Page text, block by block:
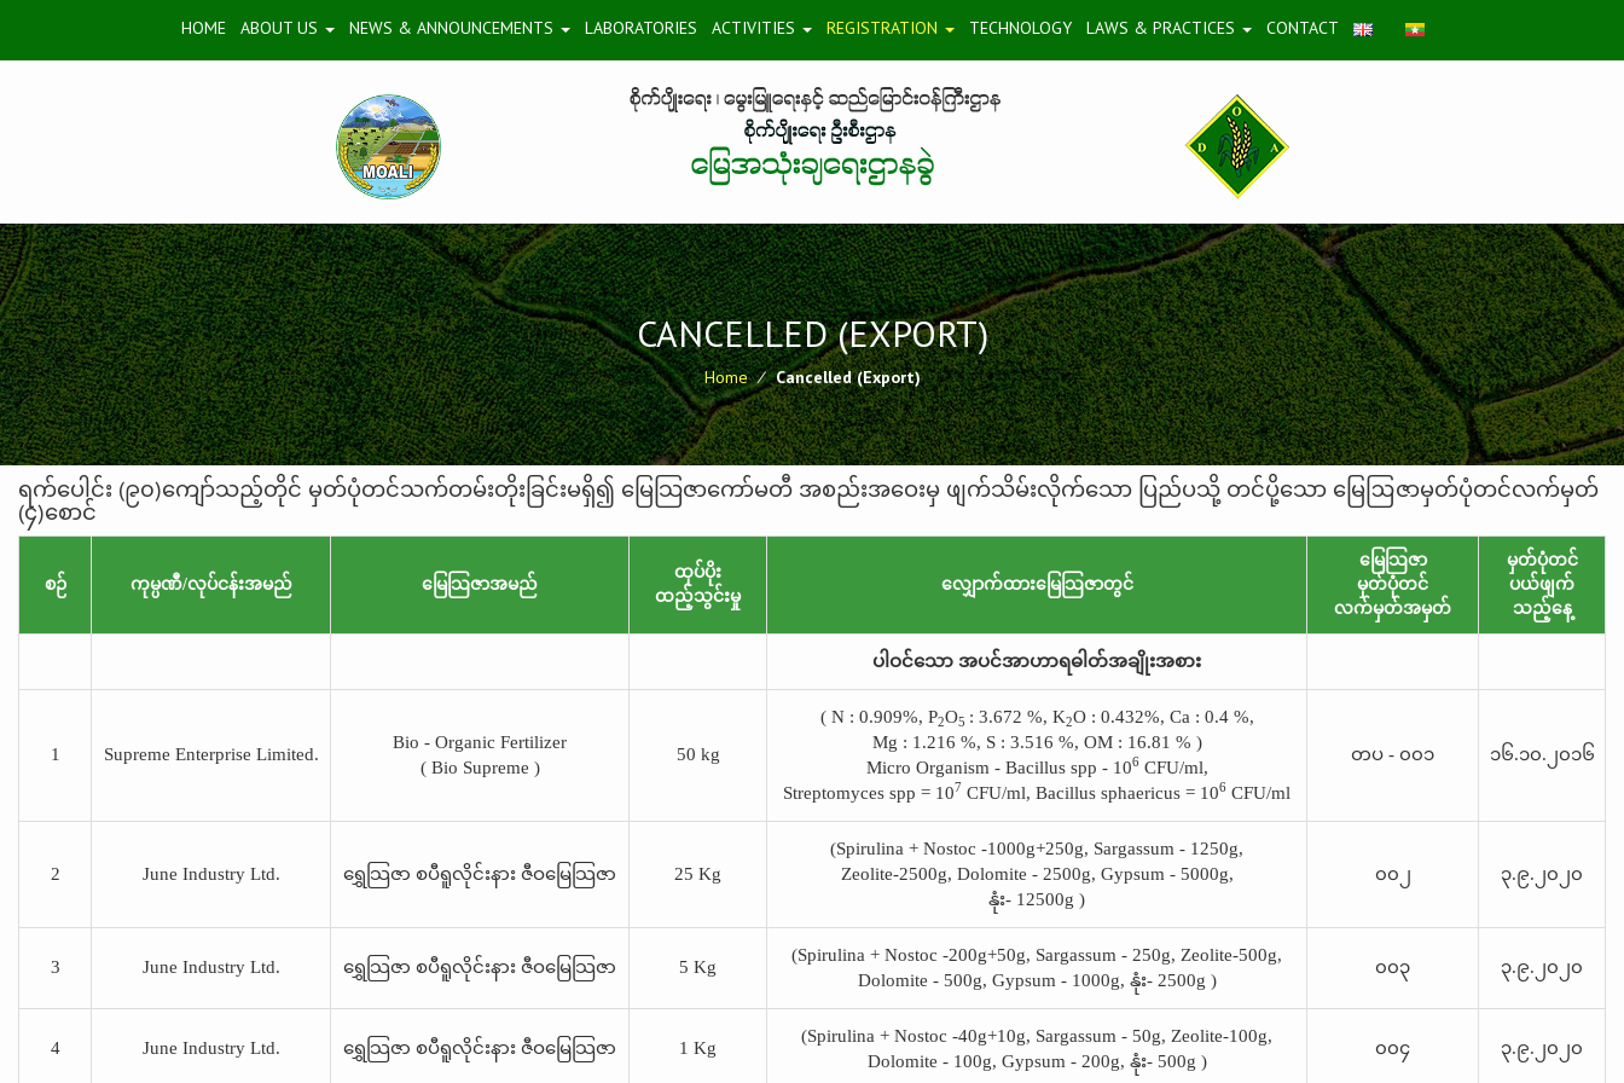
HOME ABOUT US NEWS & ANNOUNCEMENTS LABORATORIES ACTIVITIES REGISTRATION TECHNOLOGY LAWS & PRACTICES CONTACT
CANCELLED (EXPORT)
Home ⁄ Cancelled (Export)
ရက်ပေါင်း (၉၀)ကျော်သည့်တိုင် မှတ်ပုံတင်သက်တမ်းတိုးခြင်းမရှိ၍ မြေသြဇာကော်မတီ အစည်းအဝေးမှ ဖျက်သိမ်းလိုက်သော ပြည်ပသို့ တင်ပို့သော မြေဩဇာမှတ်ပုံတင်လက်မှတ်
(၄)စောင်
စဉ် ကုမ္ပဏီ/လုပ်ငန်းအမည် မြေသြဇာအမည်
ထုပ်ပိုး
ထည့်သွင်းမှု
လျှောက်ထားမြေသြဇာတွင်
မြေသြဇာ
မှတ်ပုံတင်
လက်မှတ်အမှတ်
မှတ်ပုံတင်
ပယ်ဖျက်
သည့်နေ့
ပါဝင်သော အပင်အာဟာရဓါတ်အချိုးအစား
1 Supreme Enterprise Limited.
Bio - Organic Fertilizer
( Bio Supreme )
50 kg
( N : 0.909%, P2O5 : 3.672 %, K2O : 0.432%, Ca : 0.4 %,
Mg : 1.216 %, S : 3.516 %, OM : 16.81 % )
Micro Organism - Bacillus spp - 106CFU/ml,
Streptomyces spp = 107 CFU/ml, Bacillus sphaericus = 106 CFU/ml
တပ - ၀၀၁ ၁၆.၁၀.၂၀၁၆
2 June Industry Ltd. ရွှေသြဇာ စပီရူလိုင်းနား ဇီဝမြေသြဇာ 25 Kg
(Spirulina + Nostoc -1000g+250g, Sargassum - 1250g,
Zeolite-2500g, Dolomite - 2500g, Gypsum - 5000g,
နုံး- 12500g )
၀၀၂ ၃.၉.၂၀၂၀
3 June Industry Ltd. ရွှေသြဇာ စပီရူလိုင်းနား ဇီဝမြေသြဇာ 5 Kg
(Spirulina + Nostoc -200g+50g, Sargassum - 250g, Zeolite-500g,
Dolomite - 500g, Gypsum - 1000g, နုံး- 2500g )
၀၀၃ ၃.၉.၂၀၂၀
4 June Industry Ltd. ရွှေသြဇာ စပီရူလိုင်းနား ဇီဝမြေသြဇာ 1 Kg
(Spirulina + Nostoc -40g+10g, Sargassum - 50g, Zeolite-100g,
Dolomite - 100g, Gypsum - 200g, နုံး- 500g )
၀၀၄ ၃.၉.၂၀၂၀